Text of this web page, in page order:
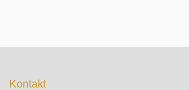
Kontakt